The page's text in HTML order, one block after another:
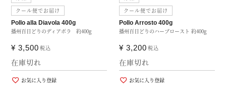
クール便でお届け
播州百日どりのディアボラ 約400g
Pollo alla Diavola 400g
¥ 3,500 税込
在庫切れ
お気に入り登録
クール便でお届け
播州百日どりのハーブロースト 約400g
Pollo Arrosto 400g
¥ 3,200 税込
在庫切れ
お気に入り登録